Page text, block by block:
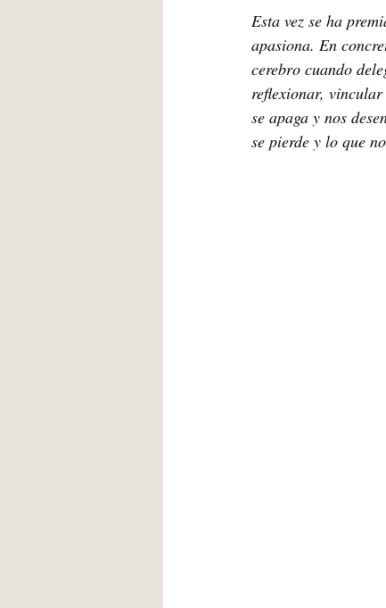
Esta vez se ha
apasiona. En
cerebro cuando
reflexionar, vincular
se apaga y nos
se pierde y lo que